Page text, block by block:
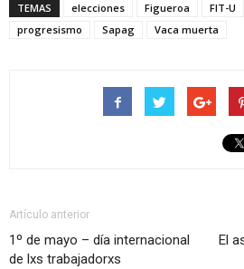
TEMAS elecciones Figueroa FIT-U
progresismo
Sapag Vaca muerta
Artículo anterior
1º de mayo – día internacional
de lxs trabajadorxs
El